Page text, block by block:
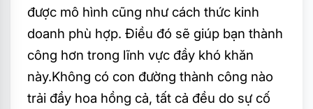
được mô hình cũng như cách thức kinh
doanh phù hợp. Điều đó sẽ giúp bạn thành
công hơn trong lĩnh vực đầy khó khăn
này.Không có con đường thành công nào
trải đầy hoa hồng cả, tất cả đều do sự cố